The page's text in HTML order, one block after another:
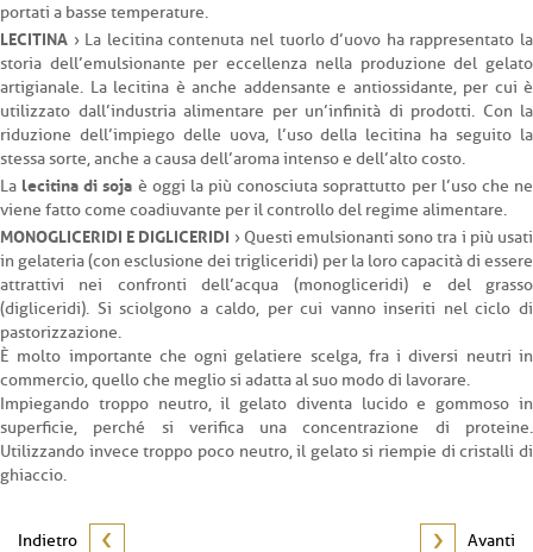
portati a basse temperature.
LECITINA › La lecitina contenuta nel tuorlo d’uovo ha rappresentato la
storia dell’emulsionante per eccellenza nella produzione del gelato
artigianale. La lecitina è anche addensante e antiossidante, per cui è
utilizzato dall’industria alimentare per un’infinità di prodotti. Con la
riduzione dell’impiego delle uova, l’uso della lecitina ha seguito la
stessa sorte, anche a causa dell’aroma intenso e dell’alto costo.
La lecitina di soja è oggi la più conosciuta soprattutto per l’uso che ne
viene fatto come coadiuvante per il controllo del regime alimentare.
MONOGLICERIDI E DIGLICERIDI › Questi emulsionanti sono tra i più usati
in gelateria (con esclusione dei trigliceridi) per la loro capacità di essere
attrattivi nei confronti dell’acqua (monogliceridi) e del grasso
(digliceridi). Si sciolgono a caldo, per cui vanno inseriti nel ciclo di
pastorizzazione.
È molto importante che ogni gelatiere scelga, fra i diversi neutri in
commercio, quello che meglio si adatta al suo modo di lavorare.
Impiegando troppo neutro, il gelato diventa lucido e gommoso in
superficie, perché si verifica una concentrazione di proteine.
Utilizzando invece troppo poco neutro, il gelato si riempie di cristalli di
ghiaccio.
Indietro Avanti